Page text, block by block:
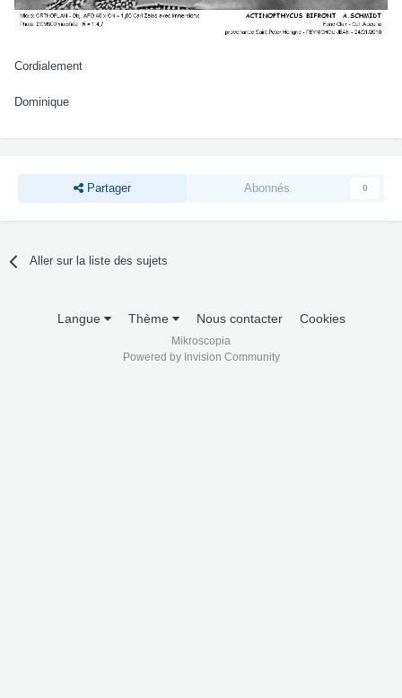
Cordialement
Dominique
Partager Abonnés 0
Aller sur la liste des sujets
Langue Thème Nous contacter Cookies
Mikroscopia
Powered by Invision Community